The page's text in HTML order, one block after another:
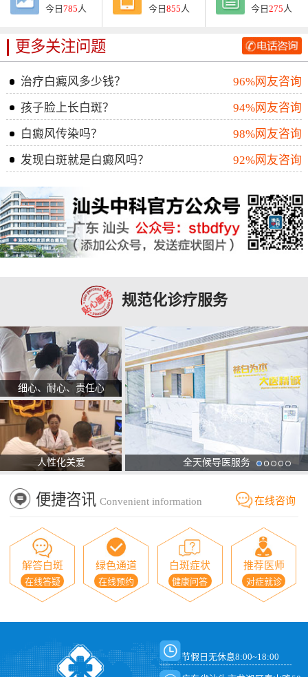
今日785 人 今日855 人 今日275 人
更多关注问题
治疗白癜风多少钱？
96%网友咨询
孩子脸上长白斑？
94%网友咨询
白癜风传染吗？
98%网友咨询
发现白斑就是白癜风吗？
92%网友咨询
规范化诊疗服务
细心、耐心、责任心
人性化关爱 全天候导医服务
便捷咨讯 Convenient information 在线咨询
解答白斑
在线答疑
绿色通道
在线预约
白斑症状
健康问答
推荐医师
对症就诊
节假日无休息8:00~18:00